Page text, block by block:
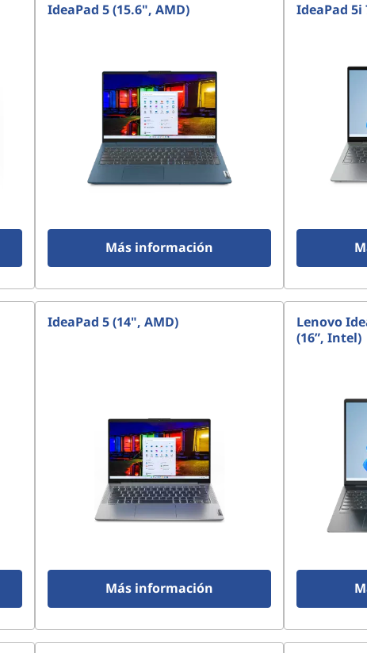
IdeaPad 5 (15.6", AMD)
Más información
IdeaPad 5i
IdeaPad 5 (14", AMD)
Más información
Lenovo
(16”, Intel)